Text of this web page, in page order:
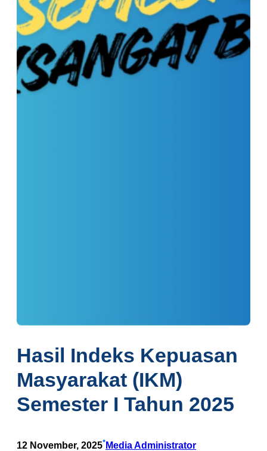
Hasil Indeks Kepuasan
Masyarakat (IKM)
Semester I Tahun 2025
12 November, 2025•Media Administrator